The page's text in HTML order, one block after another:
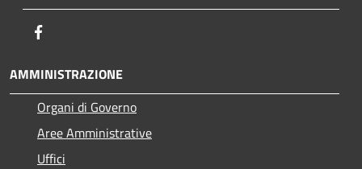
AMMINISTRAZIONE
Organi di Governo
Aree Amministrative
Uffici